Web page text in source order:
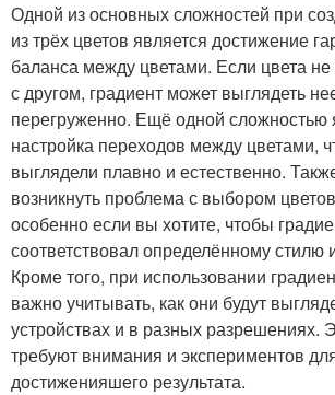
Одной из основных сложностей при
из трёх цветов является достижение
баланса между цветами. Если цвета не
с другом, градиент может выглядеть
перегруженно. Ещё одной сложностью
настройка переходов между цветами,
выглядели плавно и естественно.
возникнуть проблема с выбором
особенно если вы хотите, чтобы
соответствовал определённому стилю
Кроме того, при использовании
важно учитывать, как они будут
устройствах и в разных разрешениях.
требуют внимания и экспериментов
достиженияшего результата.